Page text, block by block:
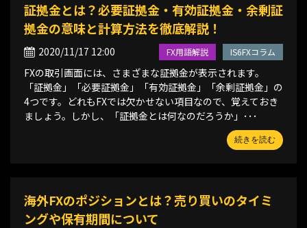
証拠金とは？必要証拠金・有効証拠金・余剰証
拠金の意味と計算方法を徹底解説！
2020/11/17 12:00
FXの取引画面には、さまざまな証拠金が表示されます。
「証拠金」「必要証拠金」「有効証拠金」「余剰証拠金」の
4つです。どれもFXでは欠かせない項目なので、覚えておき
ましょう。しかし、「証拠金とは何なのだろうか」･･･
続きを読む
FX用語解説 IS6FXコラム
海外FXのポジションとは？売り買いのタイミ
ングや保有期間について